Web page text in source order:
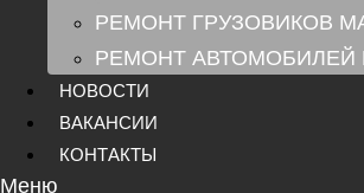
РЕМОНТ ГРУЗОВИКОВ
РЕМОНТ АВТОМОБИЛЕЙ
НОВОСТИ
ВАКАНСИИ
КОНТАКТЫ
Меню